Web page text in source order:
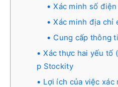
Xác minh số
Xác minh địa chỉ
Cung cấp thông
Xác thực hai yếu tố
p Stockity
Lợi ích của việc xác